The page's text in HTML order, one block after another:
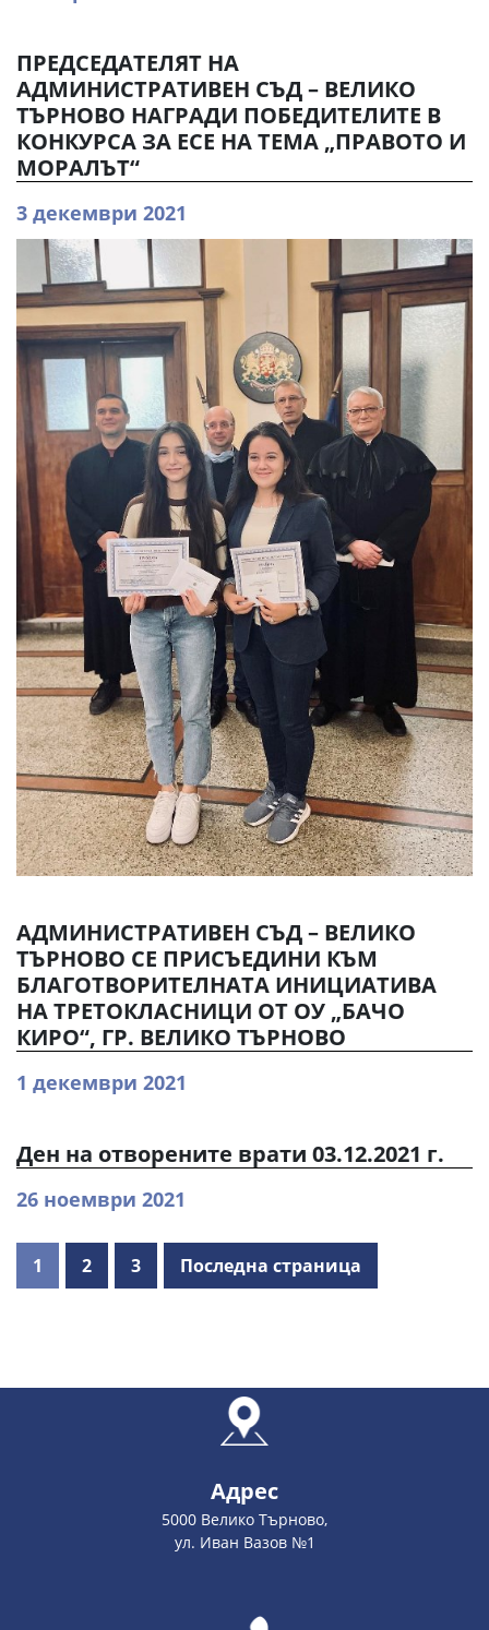
ПРЕДСЕДАТЕЛЯТ НА
АДМИНИСТРАТИВЕН СЪД – ВЕЛИКО
ТЪРНОВО НАГРАДИ ПОБЕДИТЕЛИТЕ В
КОНКУРСА ЗА ЕСЕ НА ТЕМА „ПРАВОТО И
МОРАЛЪТ“
3 декември 2021
АДМИНИСТРАТИВЕН СЪД – ВЕЛИКО
ТЪРНОВО СЕ ПРИСЪЕДИНИ КЪМ
БЛАГОТВОРИТЕЛНАТА ИНИЦИАТИВА
НА ТРЕТОКЛАСНИЦИ ОТ ОУ „БАЧО
КИРО“, ГР. ВЕЛИКО ТЪРНОВО
1 декември 2021
Ден на отворените врати 03.12.2021 г.
26 ноември 2021
1 2 3 Последна страница
Адрес
5000 Велико Търново,
ул. Иван Вазов №1